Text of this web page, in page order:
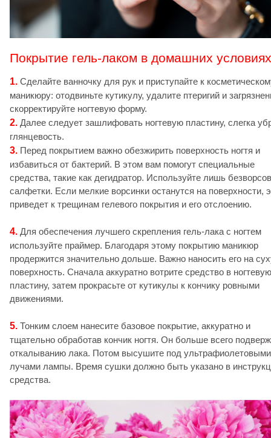
Покрытие гель-лаком в домашних условиях
1. Сделайте ванночку для рук и приступайте к
маникюру: отодвиньте кутикулу, удалите птеригий и
скорректируйте ногтевую форму.
2. Далее следует зашлифовать ногтевую пластину, слегка
глянцевость.
3. Перед покрытием важно обезжирить поверхность ногтя и
избавиться от бактерий. В этом вам помогут специальные
средства, такие как дегидратор. Используйте лишь
салфетки. Если мелкие ворсинки останутся на поверхности,
приведет к трещинам гелевого покрытия и его отслоению.
4. Для обеспечения лучшего скрепления гель-лака с ногтем
используйте праймер. Благодаря этому покрытию маникюр
продержится значительно дольше. Важно наносить его на
поверхность. Сначала аккуратно вотрите средство в ногтевую
пластину, затем прокрасьте от кутикулы к кончику ровными
движениями.
5. Тонким слоем нанесите базовое покрытие, аккуратно и
тщательно обработав кончик ногтя. Он больше всего
откалыванию лака. Потом высушите под ультрафиолетовыми
лучами лампы. Время сушки должно быть указано в
средства.